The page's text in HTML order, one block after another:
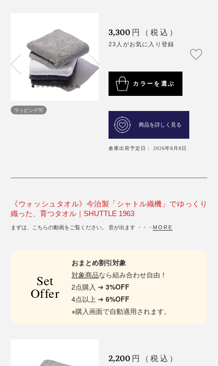
ラッピング可
3,300 円（税込）
23人がお気に入り登録
カラーを選ぶ
商品を詳しく見る
倉庫出荷予定日： 2026年8月8日
《ウォッシュタオル》今治製「シャトル織機」でゆっくり
織った、育つタオル｜SHUTTLE 1963
まずは、こちらの動画をご覧ください。 音が出ます ・・・ MORE
Set
Offer
おまとめ割引対象
対象商品なら組み合わせ自由！
2点購入 ➔3%OFF
4点以上 ➔6%OFF
※購入画面で自動適用されます。
2,200 円（税込）